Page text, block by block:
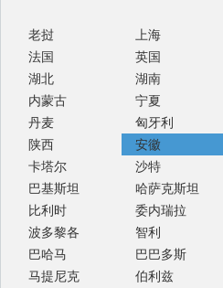
老挝 上海
法国
英国
湖北
湖南
内蒙古
宁夏
丹麦
匈牙利
陕西
安徽
卡塔尔
沙特
巴基斯坦
哈萨克斯坦
比利时
委内瑞拉
波多黎各
智利
巴哈马
巴巴多斯
马提尼克
伯利兹